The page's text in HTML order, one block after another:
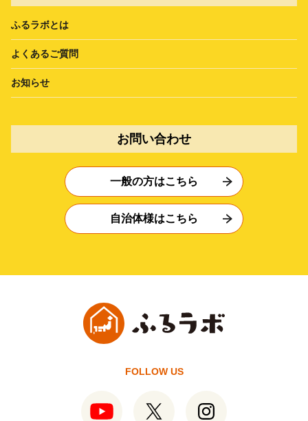
ふるラボとは
よくあるご質問
お知らせ
お問い合わせ
一般の方はこちら
自治体様はこちら
FOLLOW US